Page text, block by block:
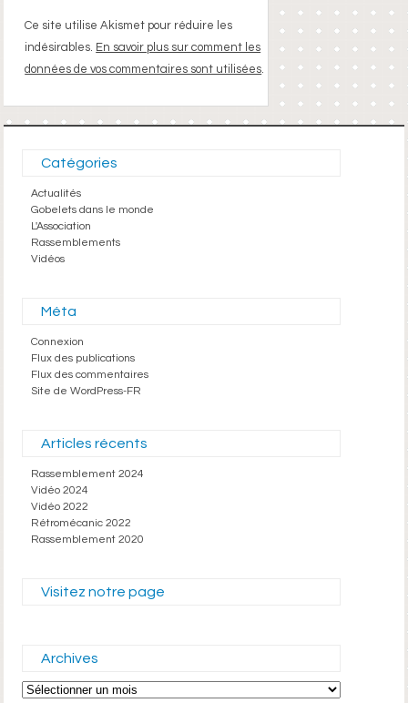
Ce site utilise Akismet pour réduire les
indésirables. En savoir plus sur comment les
données de vos commentaires sont utilisées
Catégories
Actualités
Gobelets dans le monde
L'Association
Rassemblements
Vidéos
Méta
Connexion
Flux des publications
Flux des commentaires
Site de WordPress-FR
Articles récents
Rassemblement 2024
Vidéo 2024
Vidéo 2022
Rétromécanic 2022
Rassemblement 2020
Visitez notre page
Archives
Archives